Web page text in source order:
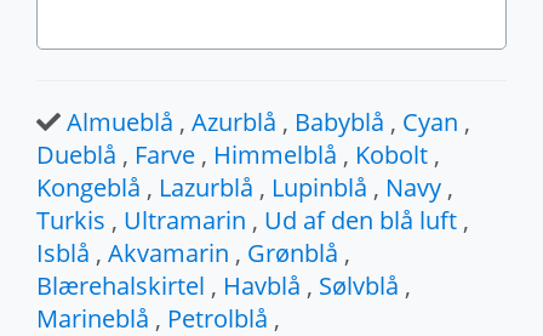
Almueblå , Azurblå , Babyblå , Cyan ,
Dueblå , Farve , Himmelblå , Kobolt ,
Kongeblå , Lazurblå , Lupinblå , Navy ,
Turkis , Ultramarin , Ud af den blå luft ,
Isblå , Akvamarin , Grønblå ,
Blærehalskirtel , Havblå , Sølvblå ,
Marineblå , Petrolblå ,